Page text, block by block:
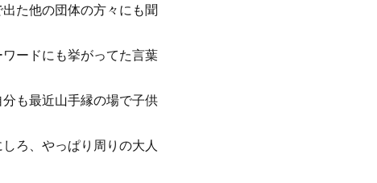
た他の団体の方々にも聞
ードにも挙がってた言葉
も最近山手縁の場で子供
ろ、やっぱり周りの大人